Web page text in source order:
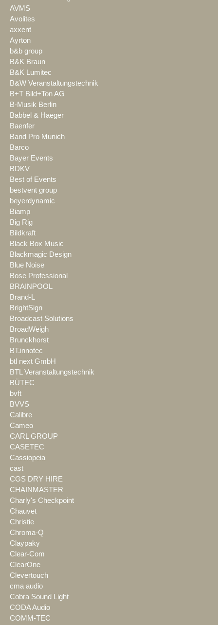
AVMS
Avolites
axxent
Ayrton
b&b group
B&K Braun
B&K Lumitec
B&W Veranstaltungstechnik
B+T Bild+Ton AG
B-Musik Berlin
Babbel & Haeger
Baenfer
Band Pro Munich
Barco
Bayer Events
BDKV
Best of Events
bestvent group
beyerdynamic
Biamp
Big Rig
Bildkraft
Black Box Music
Blackmagic Design
Blue Noise
Bose Professional
BRAINPOOL
Brand-L
BrightSign
Broadcast Solutions
BroadWeigh
Brunckhorst
BT.innotec
btl next GmbH
BTL Veranstaltungstechnik
BÜTEC
bvft
BVVS
Calibre
Cameo
CARL GROUP
CASETEC
Cassiopeia
cast
CGS DRY HIRE
CHAINMASTER
Charly's Checkpoint
Chauvet
Christie
Chroma-Q
Claypaky
Clear-Com
ClearOne
Clevertouch
cma audio
Cobra Sound Light
CODA Audio
COMM-TEC